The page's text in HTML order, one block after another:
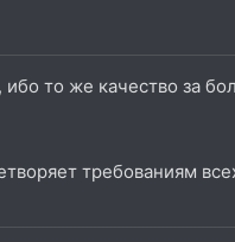
то же качество за
требованиям